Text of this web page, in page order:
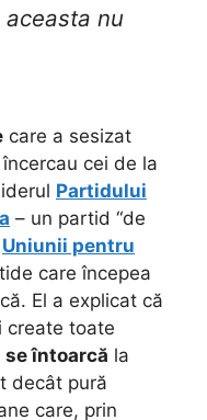
nu
care a sesizat
cei de la
Partidului
– un partid “de
Uniunii pentru
care începea
El a explicat că
create toate
se întoarcă la
decât pură
care, prin